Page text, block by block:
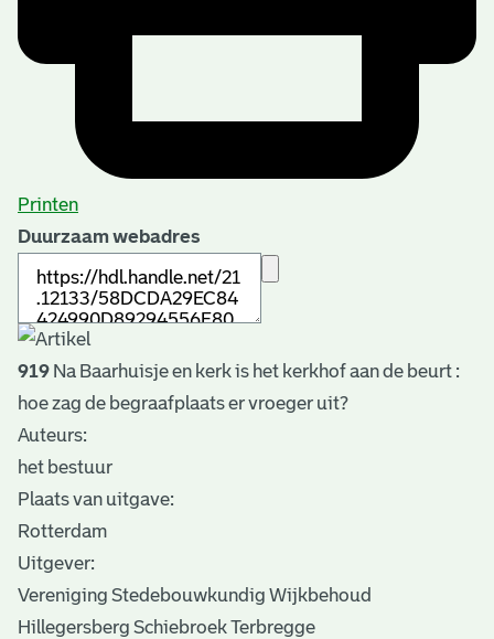
Printen
Duurzaam webadres
919 Na Baarhuisje en kerk is het kerkhof aan de beurt :
hoe zag de begraafplaats er vroeger uit?
Auteurs:
het bestuur
Plaats van uitgave:
Rotterdam
Uitgever:
Vereniging Stedebouwkundig Wijkbehoud
Hillegersberg Schiebroek Terbregge